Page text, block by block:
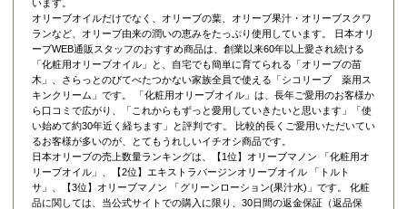
います。
オリーブオイルだけでなく、オリーブの葉、オリーブ果汁・オリーブスクワ
ランなど、オリーブ由来の潤いの恵みをたっぷり使用しています。 日本オリ
ーブWEB通販スタッフのおすすめ商品は、創業以来60年以上愛され続ける
「化粧用オリーブオイル 」と、自宅でも簡単に育てられる「オリーブの苗
木 」、さらっとのびてべたつかない家族全員で使える「シコリーブ 薬用ス
キンクリーム 」です。 「化粧用オリーブオイル」は、長年ご愛用のお客様か
ら口コミで広がり、「これからもずっと愛用していきたいと思います」「使
い始めて約30年近く経ちます」と評判です。 比較的長くご愛用いただいてい
るお客様が多いのが、とてもうれしいイチオシ商品です。
日本オリーブの売上数量ランキングは、【1位】オリーブマノン 「化粧用オ
リーブオイル 」、【2位】 エキストラバージンオリーブオイル 「トルト
サ」
、【3位】 オリーブマノン 「グリーンローション(果汁水)」 です。 化粧
品に関しては、当公式サイトでの購入に限り、 30日間の返金保証（返品保